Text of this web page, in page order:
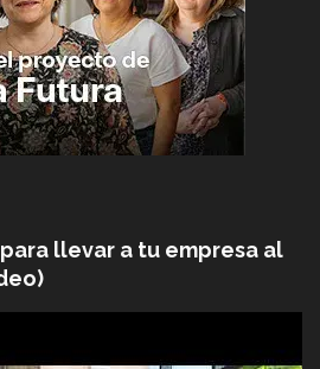
llevar a tu empresa al